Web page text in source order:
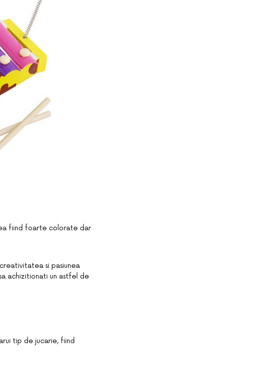
fiind foarte colorate dar
si pasiunea
achizitionati un astfel de
tip de jucarie, fiind